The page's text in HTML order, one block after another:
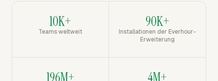
10K+
Teams weltweit
90K+
Installationen der Everhour-
Erweiterung
196M+ 4M+